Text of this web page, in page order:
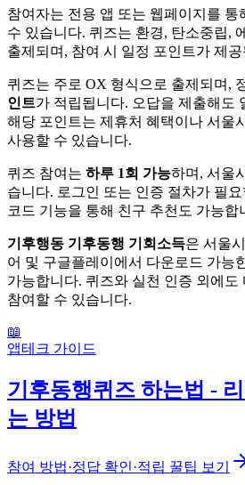
참여자는 전용 앱 또는 웹페이지를 통
수 있습니다. 퀴즈는 환경, 탄소중립,
출제되며, 참여 시 일정 포인트가 제
퀴즈는 주로 OX 형식으로 출제되며,
인트가 적립됩니다. 오답을 제출해도
해당 포인트는 제휴처 혜택이나 서울
사용할 수 있습니다.
퀴즈 참여는 하루 1회 가능하며, 서울
습니다. 로그인 또는 인증 절차가 필
코드 기능을 통해 친구 추천도 가능합
기후행동 기후동행 기회소득은 서울
어 및 구글플레이에서 다운로드 가능
가능합니다. 퀴즈와 실천 인증 외에도
참여할 수 있습니다.
📖
앱테크 가이드
기후동행퀴즈 하는법 -
는 방법
참여 방법·정답 확인·적립 꿀팁 보기